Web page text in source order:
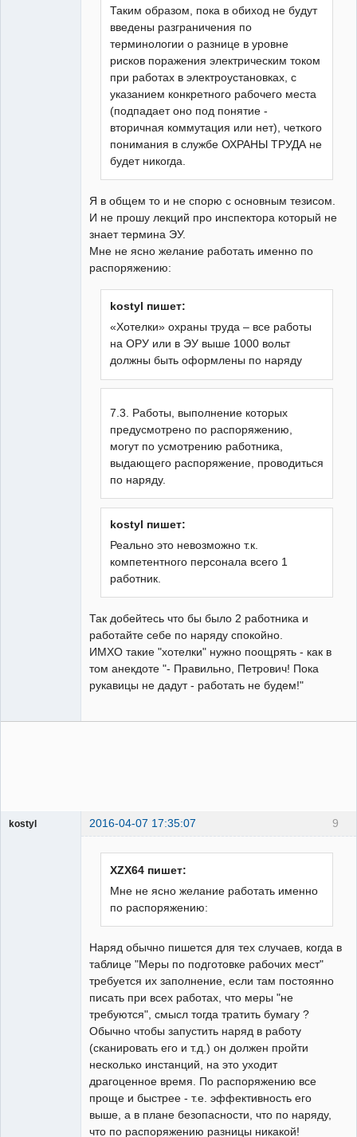
Таким образом, пока в обиход не будут
введены разграничения по
терминологии о разнице в уровне
рисков поражения электрическим током
при работах в электроустановках, с
указанием конкретного рабочего места
(подпадает оно под понятие -
вторичная коммутация или нет), четкого
понимания в службе ОХРАНЫ ТРУДА не
будет никогда.
Я в общем то и не спорю с основным тезисом.
И не прошу лекций про инспектора который не
знает термина ЭУ.
Мне не ясно желание работать именно по
распоряжению:
kostyl пишет:
«Хотелки» охраны труда – все работы
на ОРУ или в ЭУ выше 1000 вольт
должны быть оформлены по наряду
7.3. Работы, выполнение которых
предусмотрено по распоряжению,
могут по усмотрению работника,
выдающего распоряжение, проводиться
по наряду.
kostyl пишет:
Реально это невозможно т.к.
компетентного персонала всего 1
работник.
Так добейтесь что бы было 2 работника и
работайте себе по наряду спокойно.
ИМХО такие "хотелки" нужно поощрять - как в
том анекдоте "- Правильно, Петрович! Пока
рукавицы не дадут - работать не будем!"
9
kostyl 2016-04-07 17:35:07
XZX64 пишет:
Мне не ясно желание работать именно
по распоряжению:
Наряд обычно пишется для тех случаев, когда в
таблице "Меры по подготовке рабочих мест"
требуется их заполнение, если там постоянно
писать при всех работах, что меры "не
требуются", смысл тогда тратить бумагу ?
Обычно чтобы запустить наряд в работу
(сканировать его и т.д.) он должен пройти
несколько инстанций, на это уходит
драгоценное время. По распоряжению все
проще и быстрее - т.е. эффективность его
выше, а в плане безопасности, что по наряду,
что по распоряжению разницы никакой!